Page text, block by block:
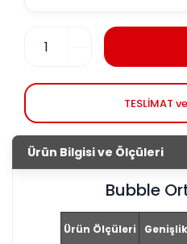
TESLİMAT
Ürün Bilgisi ve Ölçüleri
Bubble
Ürün Ölçüleri Genişlik